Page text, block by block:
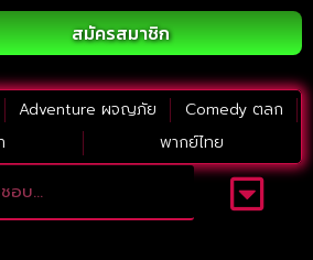
สมัครสมาชิก
Adventure ผจญภัย
Comedy ตลก
พากย์ไทย